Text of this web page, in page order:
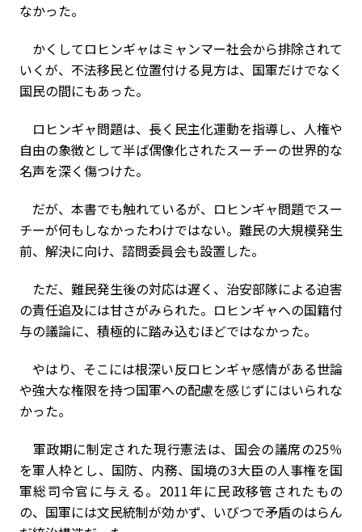
なかった。
かくしてロヒンギャはミャンマー社会から排除されて
いくが、不法移民と位置付ける見方は、国軍だけでなく
国民の間にもあった。
ロヒンギャ問題は、長く民主化運動を指導し、人権や
自由の象徴として半ば偶像化されたスーチーの世界的な
名声を深く傷つけた。
だが、本書でも触れているが、ロヒンギャ問題でスー
チーが何もしなかったわけではない。難民の大規模発生
前、解決に向け、諮問委員会も設置した。
ただ、難民発生後の対応は遅く、治安部隊による迫害
の責任追及には甘さがみられた。ロヒンギャへの国籍付
与の議論に、積極的に踏み込むほどではなかった。
やはり、そこには根深い反ロヒンギャ感情がある世論
や強大な権限を持つ国軍への配慮を感じずにはいられな
かった。
軍政期に制定された現行憲法は、国会の議席の25％
を軍人枠とし、国防、内務、国境の3大臣の人事権を国
軍総司令官に与える。2011年に民政移管されたもの
の、国軍には文民統制が効かず、いびつで矛盾のはらん